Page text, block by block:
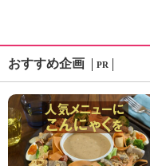
おすすめ企画 PR